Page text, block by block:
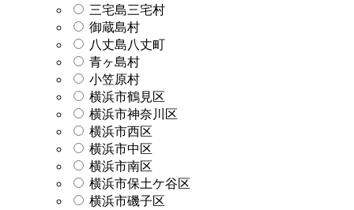
三宅島三宅村
御蔵島村
八丈島八丈町
青ヶ島村
小笠原村
横浜市鶴見区
横浜市神奈川区
横浜市西区
横浜市中区
横浜市南区
横浜市保土ケ谷区
横浜市磯子区